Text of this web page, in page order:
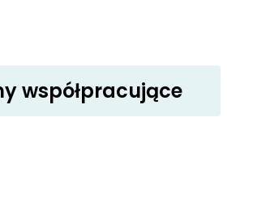
współpracujące